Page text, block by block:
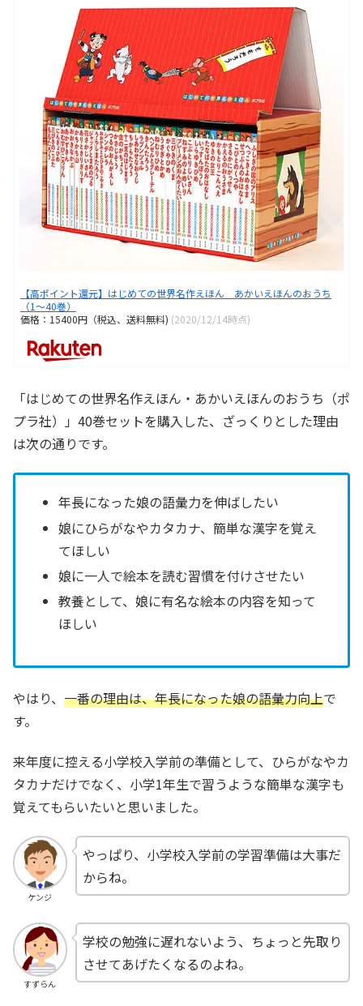
【高ポイント還元】はじめての世界名作えほん あかいえほんのおうち
（1〜40巻）
価格：15400円（税込、送料無料) (2020/12/14時点)
「はじめての世界名作えほん・あかいえほんのおうち（ポ
プラ社）」40巻セットを購入した、ざっくりとした理由
は次の通りです。
年長になった娘の語彙力を伸ばしたい
娘にひらがなやカタカナ、簡単な漢字を覚え
てほしい
娘に一人で絵本を読む習慣を付けさせたい
教養として、娘に有名な絵本の内容を知って
ほしい
やはり、 一番の理由は、年長になった娘の語彙力向上で
す。
来年度に控える小学校入学前の準備として、ひらがなやカ
タカナだけでなく、小学1年生で習うような簡単な漢字も
覚えてもらいたいと思いました。
ケンジ
やっぱり、小学校入学前の学習準備は大事だ
からね。
すずらん
学校の勉強に遅れないよう、ちょっと先取り
させてあげたくなるのよね。